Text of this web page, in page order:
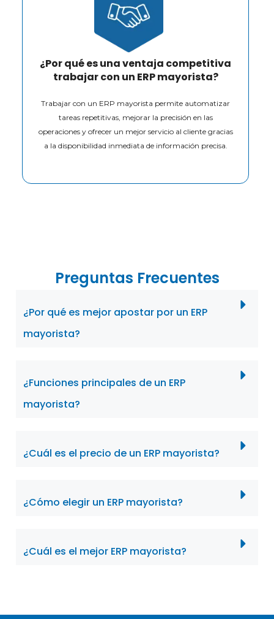
¿Por qué es una ventaja competitiva
trabajar con un ERP mayorista?
Trabajar con un ERP mayorista permite automatizar
tareas repetitivas, mejorar la precisión en las
operaciones y ofrecer un mejor servicio al cliente gracias
a la disponibilidad inmediata de información precisa.
Preguntas Frecuentes
¿Por qué es mejor apostar por un ERP
mayorista?
¿Funciones principales de un ERP
mayorista?
¿Cuál es el precio de un ERP mayorista?
¿Cómo elegir un ERP mayorista?
¿Cuál es el mejor ERP mayorista?